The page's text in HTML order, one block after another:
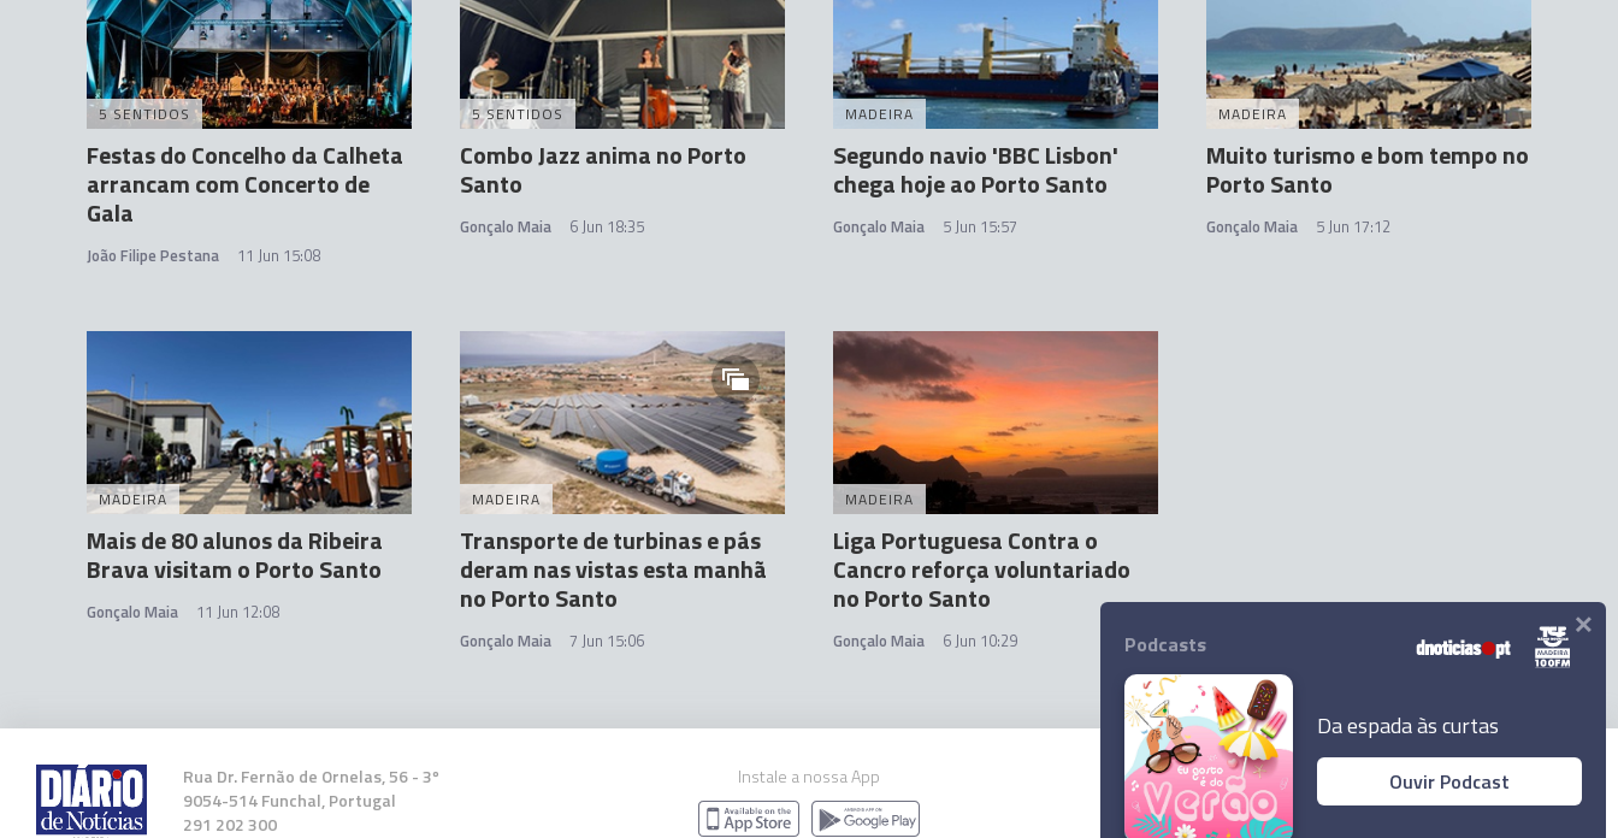
5 SENTIDOS
Festas do Concelho da Calheta
arrancam com Concerto de
Gala
João Filipe Pestana 11 Jun 15:08
5 SENTIDOS
Combo Jazz anima no Porto
Santo
Gonçalo Maia 6 Jun 18:35
MADEIRA
Segundo navio 'BBC Lisbon'
chega hoje ao Porto Santo
Gonçalo Maia 5 Jun 15:57
MADEIRA
Muito turismo e bom tempo no
Porto Santo
Gonçalo Maia 5 Jun 17:12
MADEIRA
Mais de 80 alunos da Ribeira
Brava visitam o Porto Santo
Gonçalo Maia 11 Jun 12:08
MADEIRA
Transporte de turbinas e pás
deram nas vistas esta manhã
no Porto Santo
Gonçalo Maia 7 Jun 15:06
MADEIRA
Liga Portuguesa Contra o
Cancro reforça voluntariado
no Porto Santo
Gonçalo Maia 6 Jun 10:29
Rua Dr. Fernão de Ornelas, 56 - 3º
9054-514 Funchal, Portugal
291 202 300
Instale a nossa App
© 2026 Empresa Diário de Notícias, Lda.
Podcasts
Da espada às curtas
Ouvir Podcast
×